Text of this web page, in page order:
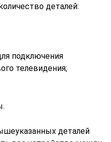
деталей:
подключения
телевидения;
деталей